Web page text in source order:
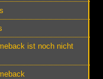
ist noch nicht